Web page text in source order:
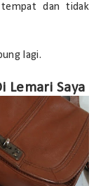
dan tidak
lagi.
Lemari Saya